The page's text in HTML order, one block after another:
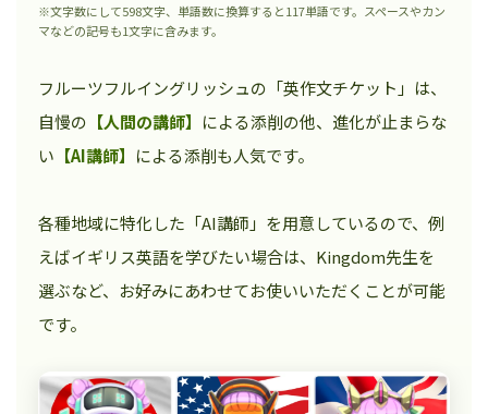
※文字数にして598文字、単語数に換算すると117単語です。スペースやカン
マなどの記号も1文字に含みます。
フルーツフルイングリッシュの「英作文チケット」は、
自慢の 【人間の講師】 による添削の他、進化が止まらな
い 【AI講師】 による添削も人気です。
各種地域に特化した「AI講師」を用意しているので、例
えばイギリス英語を学びたい場合は、Kingdom先生を
選ぶなど、お好みにあわせてお使いいただくことが可能
です。